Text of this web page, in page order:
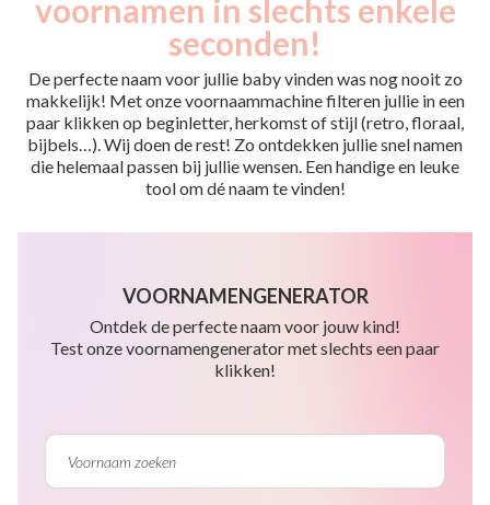
voornamen in slechts enkele
seconden!
De perfecte naam voor jullie baby vinden was nog nooit zo
makkelijk! Met onze voornaammachine filteren jullie in een
paar klikken op beginletter, herkomst of stijl (retro, floraal,
bijbels…). Wij doen de rest! Zo ontdekken jullie snel namen
die helemaal passen bij jullie wensen. Een handige en leuke
tool om dé naam te vinden!
VOORNAMENGENERATOR
Ontdek de perfecte naam voor jouw kind!
Test onze voornamengenerator met slechts een paar
klikken!